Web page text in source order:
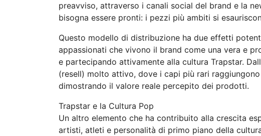
preavviso, attraverso i canali social del brand e la
bisogna essere pronti: i pezzi più ambiti si
Questo modello di distribuzione ha due effetti
appassionati che vivono il brand come una vera e
e partecipando attivamente alla cultura Trapstar.
(resell) molto attivo, dove i capi più rari
dimostrando il valore reale percepito dei prodotti.
Trapstar e la Cultura Pop
Un altro elemento che ha contribuito alla crescita
artisti, atleti e personalità di primo piano della